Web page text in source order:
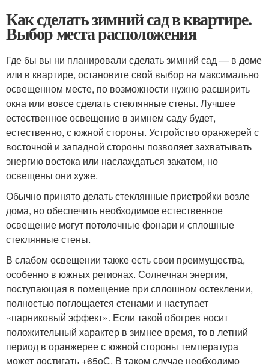
Как сделать зимний сад в квартире.
Выбор места расположения
Где бы вы ни планировали сделать зимний сад — в доме
или в квартире, остановите свой выбор на максимально
освещенном месте, по возможности нужно расширить
окна или вовсе сделать стеклянные стены. Лучшее
естественное освещение в зимнем саду будет,
естественно, с южной стороны. Устройство оранжерей с
восточной и западной стороны позволяет захватывать
энергию востока или наслаждаться закатом, но
освещены они хуже.
Обычно принято делать стеклянные пристройки возле
дома, но обеспечить необходимое естественное
освещение могут потолочные фонари и сплошные
стеклянные стены.
В слабом освещении также есть свои преимущества,
особенно в южных регионах. Солнечная энергия,
поступающая в помещение при сплошном остеклении,
полностью поглощается стенами и наступает
«парниковый эффект». Если такой обогрев носит
положительный характер в зимнее время, то в летний
период в оранжерее с южной стороны температура
может достигать +65оС. В таком случае необходимо